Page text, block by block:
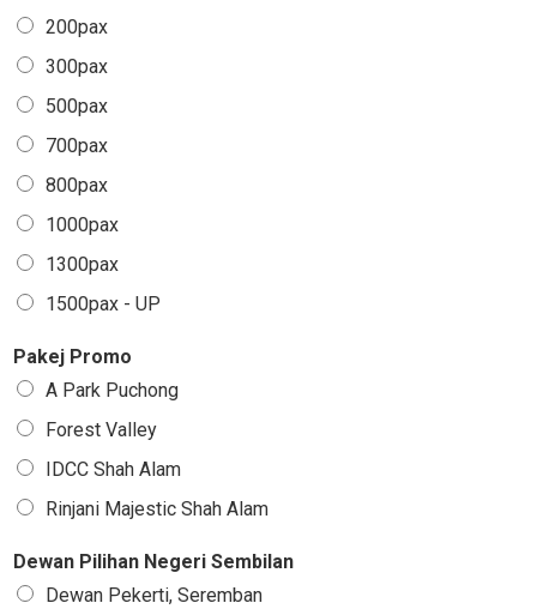
200pax
300pax
500pax
700pax
800pax
1000pax
1300pax
1500pax - UP
Pakej Promo
A Park Puchong
Forest Valley
IDCC Shah Alam
Rinjani Majestic Shah Alam
Dewan Pilihan Negeri Sembilan
Dewan Pekerti, Seremban